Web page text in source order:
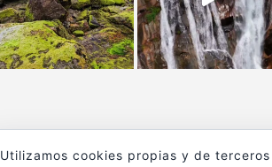
Utilizamos cookies propias y de